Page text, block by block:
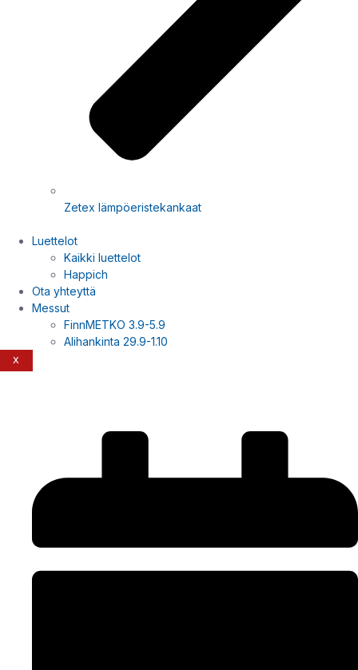
Zetex lämpöeristekankaat
Luettelot
Kaikki luettelot
Happich
Ota yhteyttä
Messut
FinnMETKO 3.9-5.9
Alihankinta 29.9-1.10
X